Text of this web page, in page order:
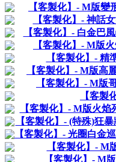
【客製化】- M版變
【客製化】- 神話
【客製化】- 白金巴
【客製化】- M版
【客製化】- 精
【客製化】- M版高
【客製化】- M版
【客製
【客製化】- M版火
【客製化】- (特殊)狂
【客製化】- 光圈白金
【客製化】- M
【客製化】- M